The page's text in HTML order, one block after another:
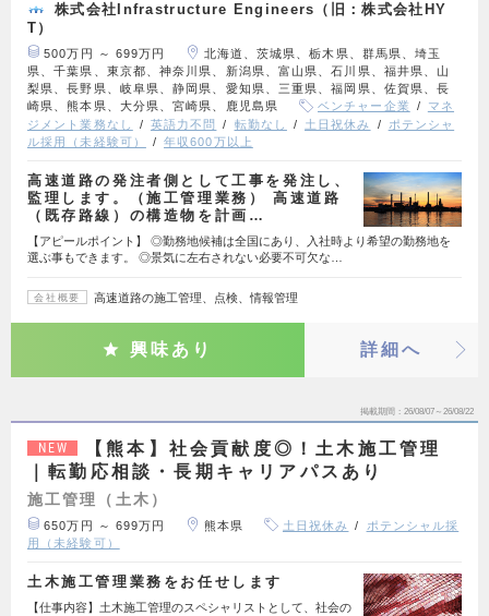
株式会社Infrastructure Engineers（旧：株式会社HY
T）
500万円 ～ 699万円
北海道、茨城県、栃木県、群馬県、埼玉
県、千葉県、東京都、神奈川県、新潟県、富山県、石川県、福井県、山
梨県、長野県、岐阜県、静岡県、愛知県、三重県、福岡県、佐賀県、長
崎県、熊本県、大分県、宮崎県、鹿児島県
ベンチャー企業
マネ
ジメント業務なし
英語力不問 転勤なし 土日祝休み
ポテンシャ
ル採用（未経験可）
年収600万以上
高速道路の発注者側として工事を発注し、
監理します。（施工管理業務） 高速道路
（既存路線）の構造物を計画…
【アピールポイント】 ◎勤務地候補は全国にあり、入社時より希望の勤務地を
選ぶ事もできます。 ◎景気に左右されない必要不可欠な…
会社概要 高速道路の施工管理、点検、情報管理
興味あり 詳細へ
掲載期間 26/08/07～26/08/22
NEW
【熊本】社会貢献度◎！土木施工管理
｜転勤応相談・長期キャリアパスあり
施工管理（土木）
650万円 ～ 699万円 熊本県 土日祝休み
ポテンシャル採
用（未経験可）
土木施工管理業務をお任せします
【仕事内容】土木施工管理のスペシャリストとして、社会の